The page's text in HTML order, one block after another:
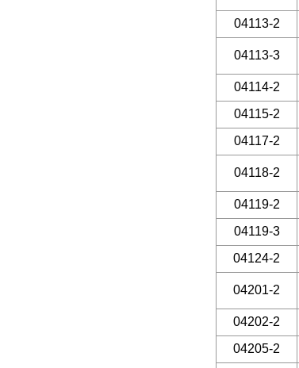
04113-2
04113-3
04114-2
04115-2
04117-2
04118-2
04119-2
04119-3
04124-2
04201-2
04202-2
04205-2